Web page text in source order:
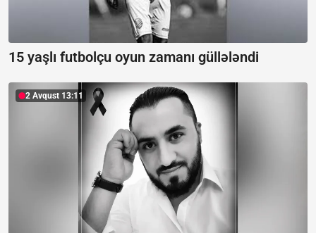
15 yaşlı futbolçu oyun zamanı güllələndi
2 Avqust 13:11